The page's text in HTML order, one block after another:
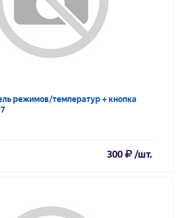
режимов/температур + кнопка
300 /шт.